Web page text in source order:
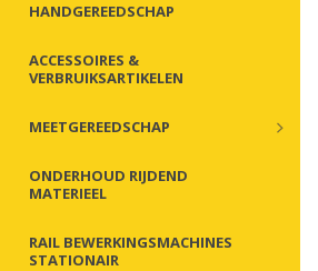
HANDGEREEDSCHAP
ACCESSOIRES &
VERBRUIKSARTIKELEN
MEETGEREEDSCHAP
ONDERHOUD RIJDEND
MATERIEEL
RAIL BEWERKINGSMACHINES
STATIONAIR